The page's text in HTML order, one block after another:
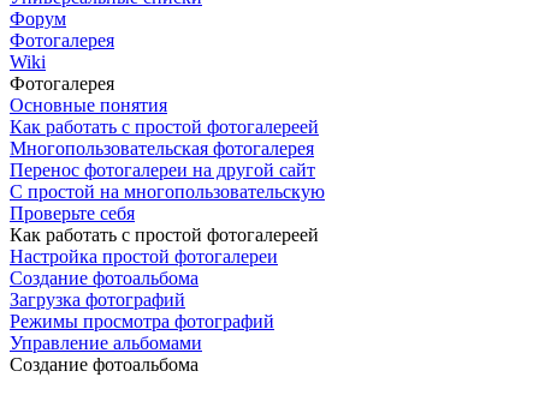
Форум
Фотогалерея
Wiki
Фотогалерея
Основные понятия
Как работать с простой фотогалереей
Многопользовательская фотогалерея
Перенос фотогалереи на другой сайт
С простой на многопользовательскую
Проверьте себя
Как работать с простой фотогалереей
Настройка простой фотогалереи
Создание фотоальбома
Загрузка фотографий
Режимы просмотра фотографий
Управление альбомами
Создание фотоальбома